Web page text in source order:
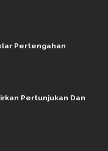
Pertengahan
Pertunjukan Dan